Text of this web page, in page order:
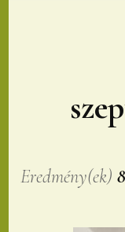
fiok
Eredmény(ek)